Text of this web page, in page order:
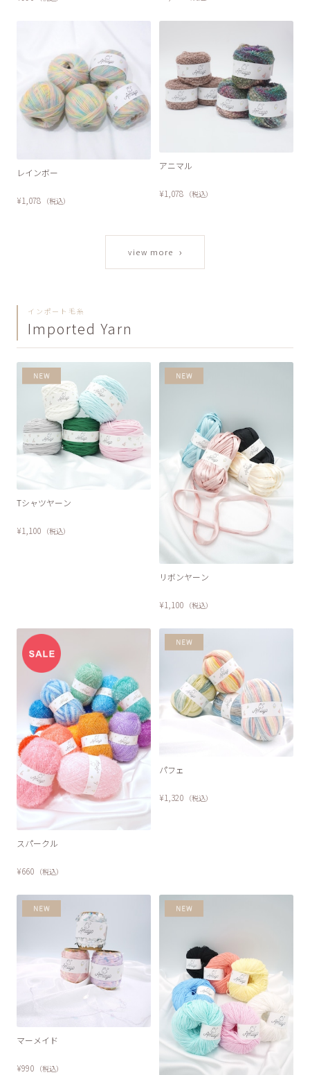
レインボー
¥1,078 （税込）
アニマル
¥1,078 （税込）
view more ›
インポート毛糸
Imported Yarn
Tシャツヤーン
¥1,100 （税込）
リボンヤーン
¥1,100 （税込）
スパークル
¥660 （税込）
パフェ
¥1,320 （税込）
マーメイド
¥990 （税込）